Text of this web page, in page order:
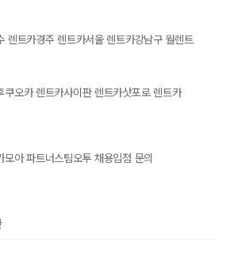
렌트카경주 렌트카서울 렌트카강남구 월렌트
쿠오카 렌트카사이판 렌트카삿포로 렌트카
모아 파트너스팀오투 채용입점 문의